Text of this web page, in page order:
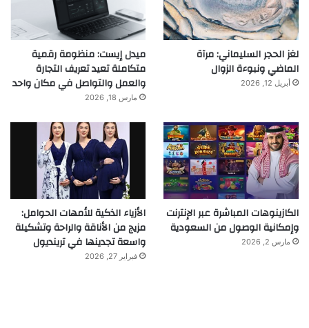
لغز الحجر السليماني: مرآة
الماضي ونبوءة الزوال
أبريل 12, 2026
ميدل إيست: منظومة رقمية
متكاملة تعيد تعريف التجارة
والعمل والتواصل في مكان واحد
مارس 18, 2026
الكازينوهات المباشرة عبر الإنترنت
وإمكانية الوصول من السعودية
مارس 2, 2026
الأزياء الذكية للأمهات الحوامل:
مزيج من الأناقة والراحة وتشكيلة
واسعة تجدينها في ترينديول
فبراير 27, 2026